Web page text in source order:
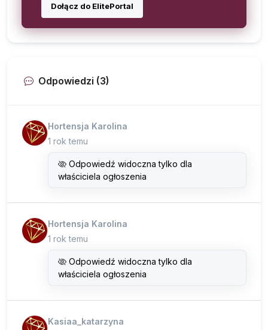
Dołącz do ElitePortal
Odpowiedzi (3)
Hortensja Karolina
1 rok temu
Odpowiedź widoczna tylko dla
właściciela ogłoszenia
Hortensja Karolina
1 rok temu
Odpowiedź widoczna tylko dla
właściciela ogłoszenia
Kasiaa_katarzyna